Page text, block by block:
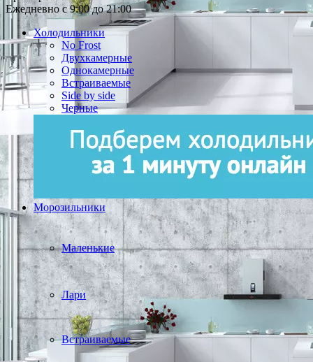
Ежедневно с 9:00 до 21:00
Холодильники
No Frost
Двухкамерные
Однокамерные
Встраиваемые
Side by side
Черные
Морозильники
Маленькие
Лари
Встраиваемые